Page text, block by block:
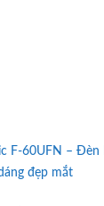
F-60UFN –
đẹp mắt